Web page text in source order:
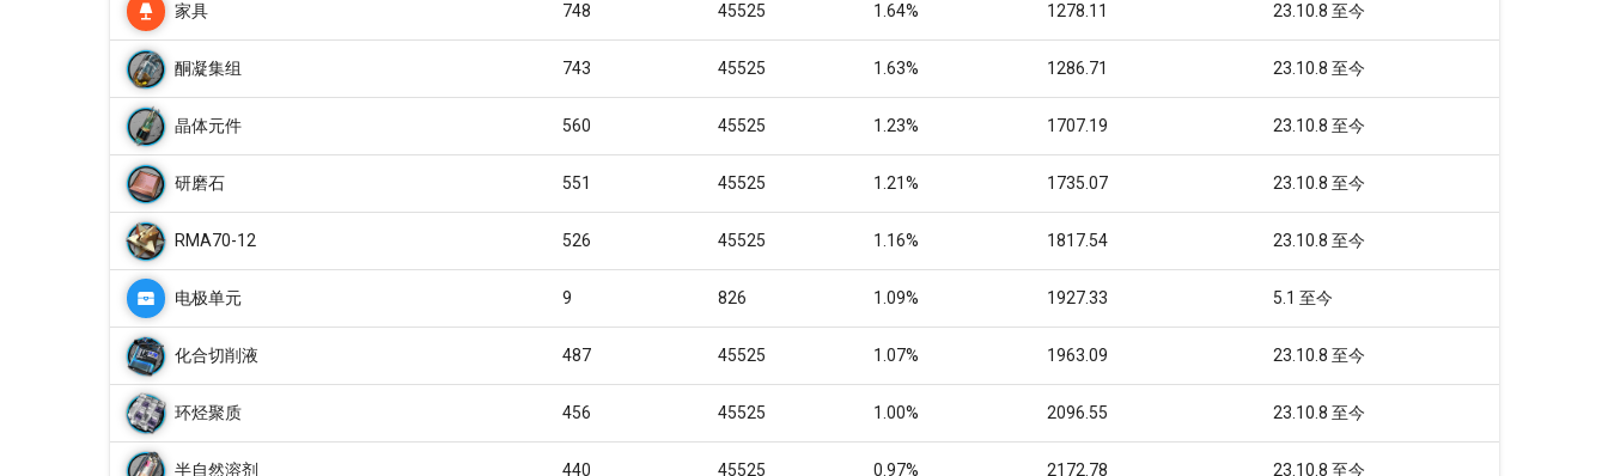
家具 748 45525 1.64% 1278.11 23.10.8 至今
酮凝集组 743 45525 1.63% 1286.71 23.10.8 至今
晶体元件 560 45525 1.23% 1707.19 23.10.8 至今
研磨石 551 45525 1.21% 1735.07 23.10.8 至今
RMA70-12 526 45525 1.16% 1817.54 23.10.8 至今
电极单元 9 826 1.09% 1927.33 5.1 至今
化合切削液 487 45525 1.07% 1963.09 23.10.8 至今
环烃聚质 456 45525 1.00% 2096.55 23.10.8 至今
半自然溶剂 440 45525 0.97% 2172.78 23.10.8 至今